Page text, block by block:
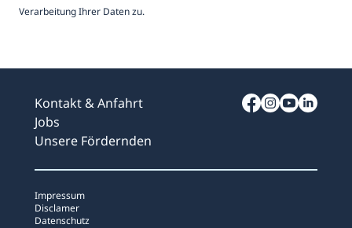
Verarbeitung Ihrer Daten zu.
Kontakt & Anfahrt
Jobs
Unsere Fördernden
Impressum
Disclamer
Datenschutz